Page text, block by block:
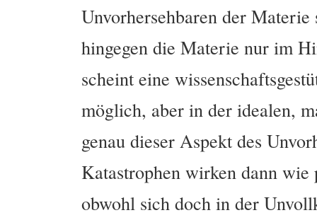
Unvorhersehbaren der
hingegen die Materie nur im
scheint eine
möglich, aber in der idealen,
genau dieser Aspekt des
Katastrophen wirken dann
obwohl sich doch in der